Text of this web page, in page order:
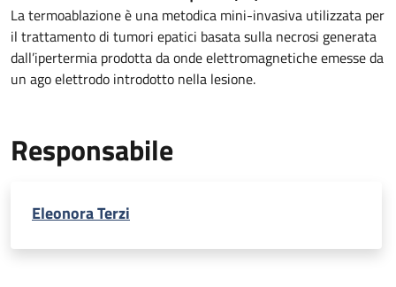
La termoablazione è una metodica mini-invasiva utilizzata per
il trattamento di tumori epatici basata sulla necrosi generata
dall’ipertermia prodotta da onde elettromagnetiche emesse da
un ago elettrodo introdotto nella lesione.
Responsabile
Eleonora Terzi